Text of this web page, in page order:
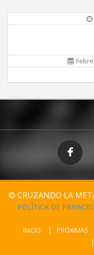
© CRUZANDO LA
POLÍTICA DE
INICIO PRÓXIMAS